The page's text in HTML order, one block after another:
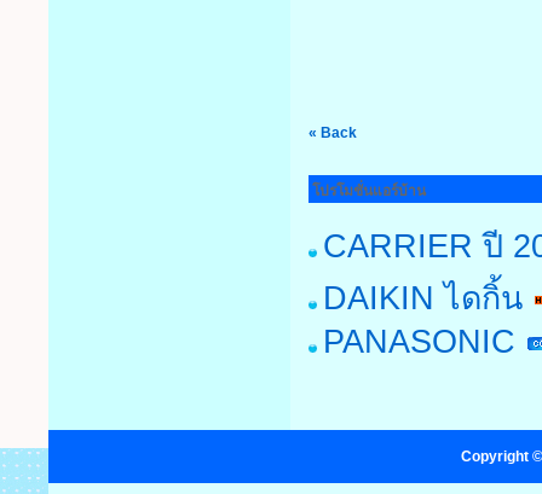
« Back
โปรโมชั่นแอร์บ้าน
CARRIER ปี
DAIKIN ไดกิ้น
PANASONIC
Copyright